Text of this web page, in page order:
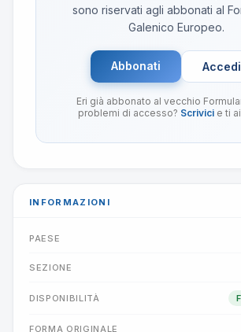
sono riservati agli abbonati al
Galenico Europeo.
Abbonati Accedi
Eri già abbonato al vecchio
problemi di accesso? Scrivici e ti
INFORMAZIONI
PAESE
SEZIONE
DISPONIBILITÀ
FORMA ORIGINALE